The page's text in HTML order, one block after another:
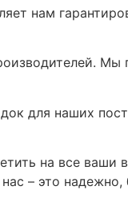
нам
для наших
на все ваши
– это